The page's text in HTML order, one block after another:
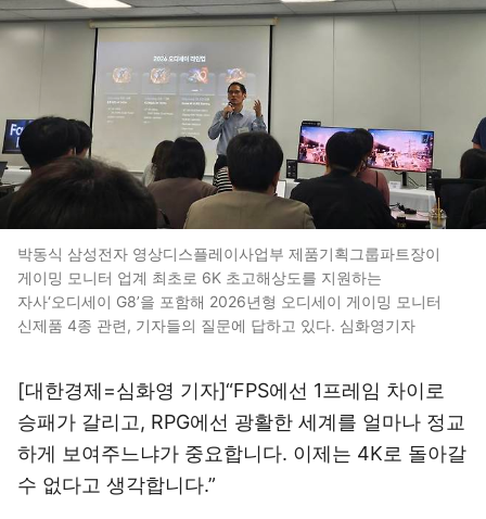
박동식 삼성전자 영상디스플레이사업부 제품기획그룹파트장이
게이밍 모니터 업계 최초로 6K 초고해상도를 지원하는
자사‘오디세이 G8’을 포함해 2026년형 오디세이 게이밍 모니터
신제품 4종 관련, 기자들의 질문에 답하고 있다. 심화영기자
[대한경제=심화영 기자]“FPS에선 1프레임 차이로
승패가 갈리고, RPG에선 광활한 세계를 얼마나 정교
하게 보여주느냐가 중요합니다. 이제는 4K로 돌아갈
수 없다고 생각합니다.”